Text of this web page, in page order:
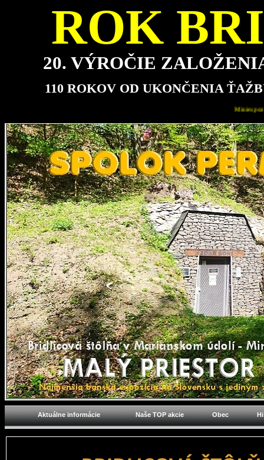
ROK
20. VÝROČIE
110 ROKOV OD UKONČENIA
Miniexpozícia bude pre návštevníkov najbližšie otvorená
Aktuálne informácie Naše TOP akcie Obec